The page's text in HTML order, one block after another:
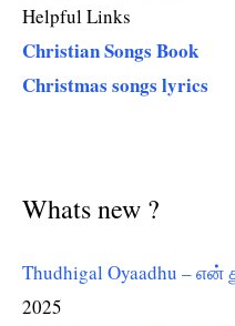
Helpful Links
Christian Songs Book
Christmas songs lyrics
Whats new ?
Thudhigal Oyaadhu – என்
2025